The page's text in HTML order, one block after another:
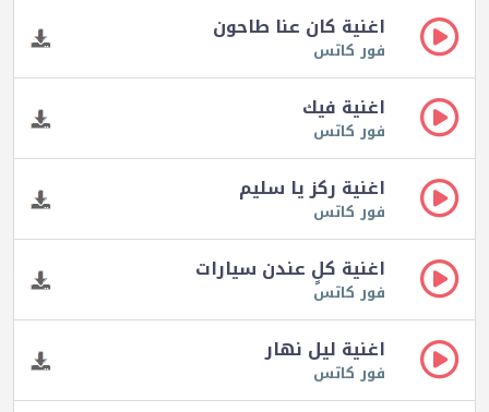
اغنية كان عنا طاحون
فور كاتس
اغنية فيك
فور كاتس
اغنية ركز يا سليم
فور كاتس
اغنية كلٍ عندن سيارات
فور كاتس
اغنية ليل نهار
فور كاتس